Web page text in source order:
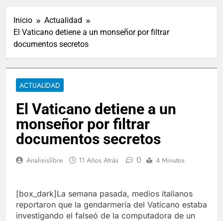
Inicio
Actualidad
El Vaticano detiene a un monseñor por filtrar
documentos secretos
ACTUALIDAD
El Vaticano detiene a un
monseñor por filtrar
documentos secretos
Analisislibre 11 Años Atrás 0 4 Minutos
[box_dark]La semana pasada, medios italianos
reportaron que la gendarmería del Vaticano estaba
investigando el falseó de la computadora de un